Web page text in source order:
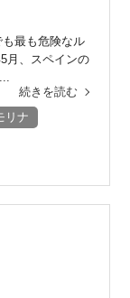
最も危険なル
月、スペインの
続きを読む
リナ